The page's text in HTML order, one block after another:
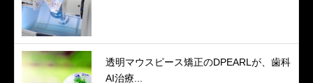
透明マウスピース矯正のDPEARLが、歯科
AI治療...